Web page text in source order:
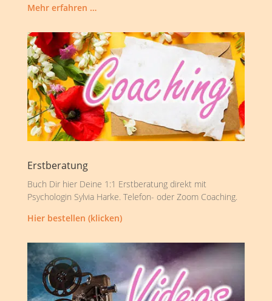
Mehr erfahren …
Erstberatung
Buch Dir hier Deine 1:1 Erstberatung direkt mit
Psychologin Sylvia Harke. Telefon- oder Zoom Coaching.
Hier bestellen (klicken)